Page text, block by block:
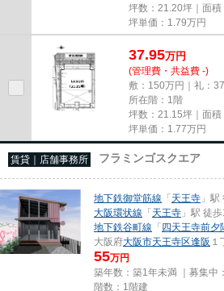
坪数：21.20坪｜面積
坪単価： 1.79万円
37.95万円
(管理費・共益費 -)
敷：150万円｜礼：
所在階：1階
坪数：21.15坪｜面積
坪単価： 1.77万円
賃貸｜店舗事務所 フラミンゴスクエア
地下鉄御堂筋線 「天王寺 」
大阪環状線 「天王寺 」駅 徒
地下鉄谷町線 「四天王寺前夕
大阪府大阪市天王寺区逢阪 １
55万円
築年数：築1年未満 ｜募集中：
階数：1階建